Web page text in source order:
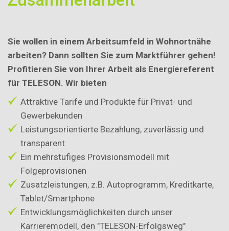
Sie wollen in einem Arbeitsumfeld in Wohnortnähe
arbeiten? Dann sollten Sie zum Marktführer gehen!
Profitieren Sie von Ihrer Arbeit als Energiereferent
für TELESON. Wir bieten
Attraktive Tarife und Produkte für Privat- und
Gewerbekunden
Leistungsorientierte Bezahlung, zuverlässig und
transparent
Ein mehrstufiges Provisionsmodell mit
Folgeprovisionen
Zusatzleistungen, z.B. Autoprogramm, Kreditkarte,
Tablet/Smartphone
Entwicklungsmöglichkeiten durch unser
Karrieremodell, den "TELESON-Erfolgsweg"